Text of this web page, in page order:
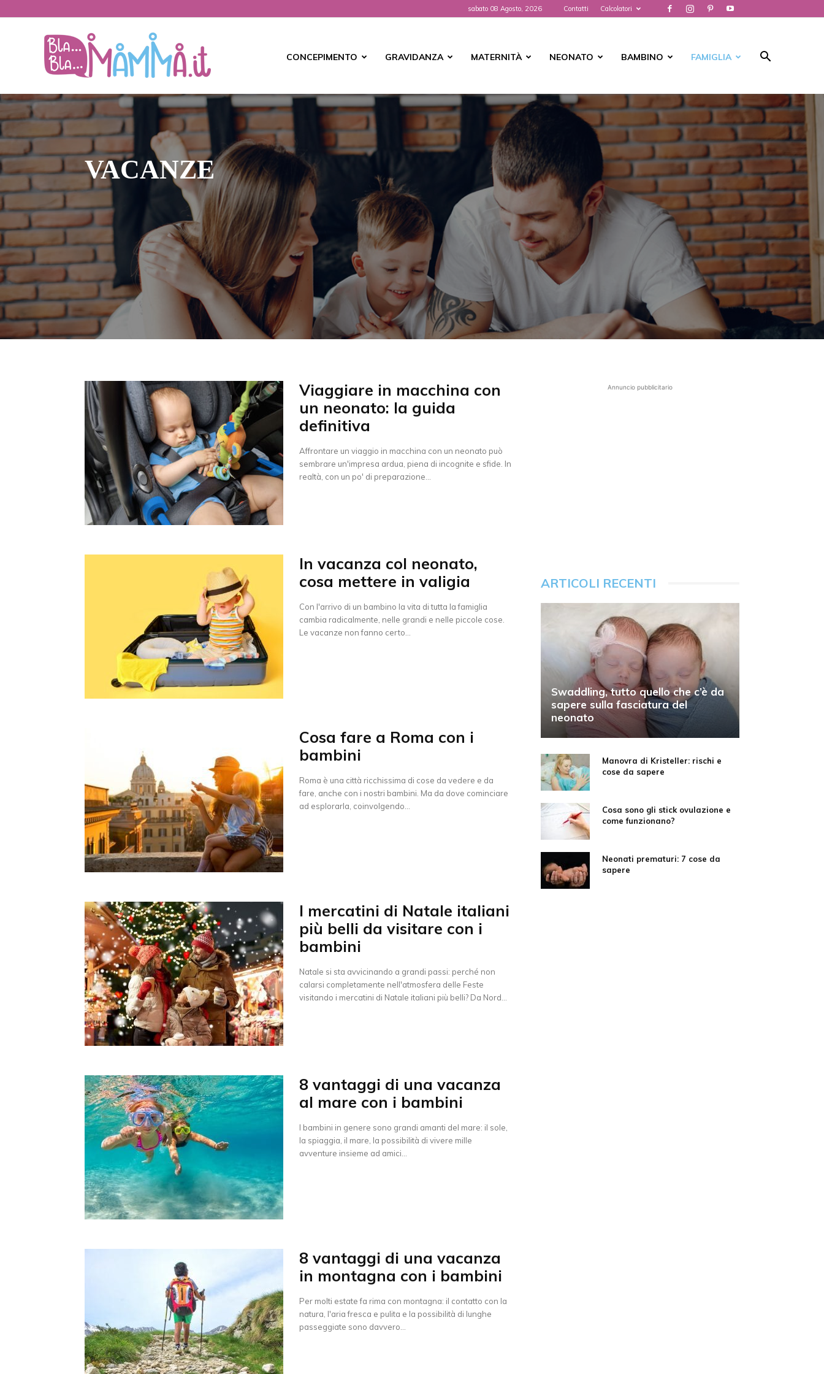
sabato 08 Agosto, 2026 Contatti Calcolatori
CONCEPIMENTO GRAVIDANZA MATERNITÀ NEONATO BAMBINO FAMIGLIA
VACANZE
Viaggiare in macchina con
un neonato: la guida
definitiva
Affrontare un viaggio in macchina con un neonato può
sembrare un'impresa ardua, piena di incognite e sfide. In
realtà, con un po' di preparazione...
In vacanza col neonato,
cosa mettere in valigia
Con l'arrivo di un bambino la vita di tutta la famiglia
cambia radicalmente, nelle grandi e nelle piccole cose.
Le vacanze non fanno certo...
Cosa fare a Roma con i
bambini
Roma è una città ricchissima di cose da vedere e da
fare, anche con i nostri bambini. Ma da dove cominciare
ad esplorarla, coinvolgendo...
I mercatini di Natale italiani
più belli da visitare con i
bambini
Natale si sta avvicinando a grandi passi: perché non
calarsi completamente nell'atmosfera delle Feste
visitando i mercatini di Natale italiani più belli? Da Nord...
8 vantaggi di una vacanza
al mare con i bambini
I bambini in genere sono grandi amanti del mare: il sole,
la spiaggia, il mare, la possibilità di vivere mille
avventure insieme ad amici...
8 vantaggi di una vacanza
in montagna con i bambini
Per molti estate fa rima con montagna: il contatto con la
natura, l'aria fresca e pulita e la possibilità di lunghe
passeggiate sono davvero...
Annuncio pubblicitario
ARTICOLI RECENTI
Swaddling, tutto quello che c’è da
sapere sulla fasciatura del
neonato
Manovra di Kristeller: rischi e
cose da sapere
Cosa sono gli stick ovulazione e
come funzionano?
Neonati prematuri: 7 cose da
sapere